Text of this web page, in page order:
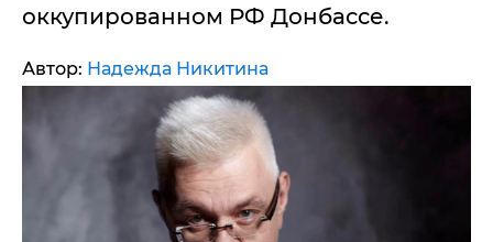
оккупированном РФ Донбассе.
Автор: Надежда Никитина